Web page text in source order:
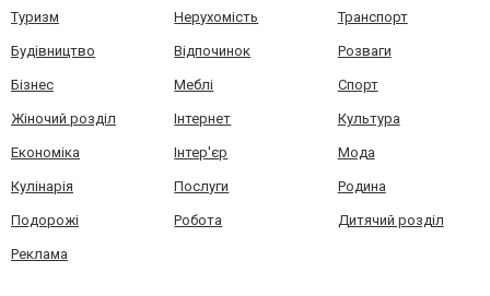
Туризм Нерухомість Транспорт
Будівництво Відпочинок Розваги
Бізнес Меблі Спорт
Жіночий розділ Інтернет Культура
Економіка Інтер'єр Мода
Кулінарія Послуги Родина
Подорожі Робота Дитячий розділ
Реклама